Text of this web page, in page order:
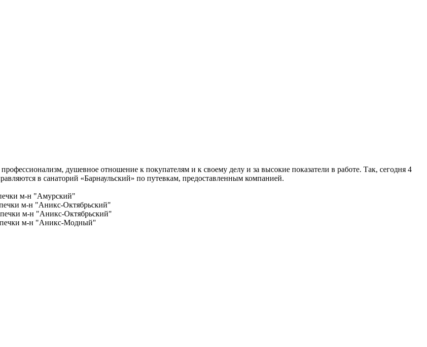
душевное отношение к покупателям и к своему делу и за высокие показатели в работе. Так, сегодня 4
в санаторий «Барнаульский» по путевкам, предоставленным компанией.
м-н "Амурский"
м-н "Аникс-Октябрьский"
м-н "Аникс-Октябрьский"
м-н "Аникс-Модный"